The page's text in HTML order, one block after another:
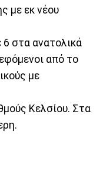
με εκ νέου
6 στα ανατολικά
από το
με
Κελσίου. Στα